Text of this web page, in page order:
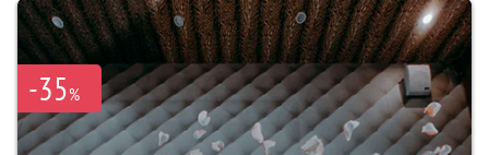
-35%